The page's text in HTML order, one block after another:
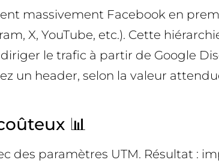
massivement Facebook en
X, YouTube, etc.). Cette
le trafic à partir de Google
un header, selon la valeur
📊
des paramètres UTM. Résultat :